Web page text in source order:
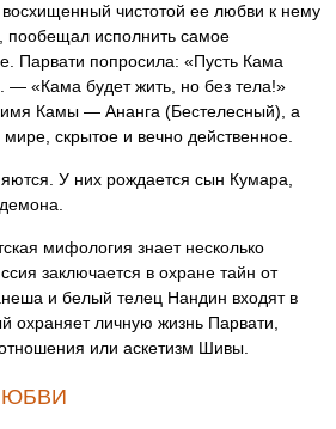
чистотой ее любви к нему
пообещал исполнить самое
Парвати попросила: «Пусть Кама
— «Кама будет жить, но без тела!»
имя Камы — Ананга (Бестелесный), а
мире, скрытое и вечно действенное.
У них рождается сын Кумара,
мифология знает несколько
заключается в охране тайн от
и белый телец Нандин входят в
охраняет личную жизнь Парвати,
или аскетизм Шивы.